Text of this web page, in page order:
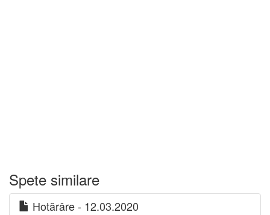
Spete similare
Hotărâre - 12.03.2020